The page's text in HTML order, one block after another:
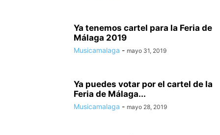
Ya tenemos cartel para la Feria de
Málaga 2019
Musicamalaga - mayo 31, 2019
Ya puedes votar por el cartel de la
Feria de Málaga...
Musicamalaga - mayo 28, 2019